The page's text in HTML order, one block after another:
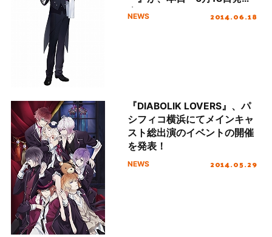
売！
NEWS 2014.06.18
『DIABOLIK LOVERS』、パ
シフィコ横浜にてメインキャ
スト総出演のイベントの開催
を発表！
NEWS 2014.05.29